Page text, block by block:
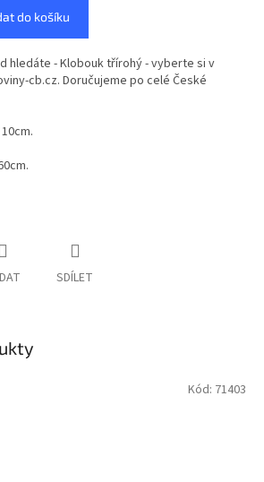
do košíku
hledáte - Klobouk třírohý - vyberte si v
cb.cz. Doručujeme po celé České
SDÍLET
Kód: 71403